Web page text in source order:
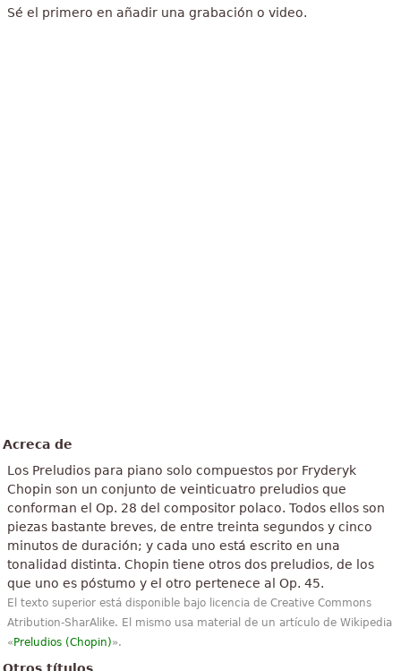
Sé el primero en añadir una grabación o video.
Acreca de
Los Preludios para piano solo compuestos por Fryderyk
Chopin son un conjunto de veinticuatro preludios que
conforman el Op. 28 del compositor polaco. Todos ellos son
piezas bastante breves, de entre treinta segundos y cinco
minutos de duración; y cada uno está escrito en una
tonalidad distinta. Chopin tiene otros dos preludios, de los
que uno es póstumo y el otro pertenece al Op. 45.
El texto superior está disponible bajo licencia de Creative Commons
Atribution-SharAlike. El mismo usa material de un artículo de Wikipedia
«Preludios (Chopin)».
Otros títulos